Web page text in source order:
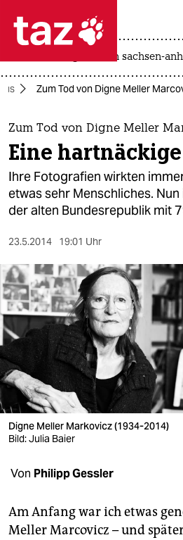
 taz zahl ich
taz zahl ich
themen
politik
öko
sport
berlin
nord
wahrheit
verlag
verlag
veranstaltungen
fragen & hilfe
landtagswahl in sachsen-
Zum Tod von Digne Meller
Zum Tod von Digne Meller
Eine
Ihre Fotografien wirkten
etwas sehr Menschliches.
der alten Bundesrepublik mit
23.5.2014 19:01 Uhr
Digne Meller Markovicz (1934-2014)
Bild: Julia Baier
Von Philipp Gessler
Am Anfang war ich etwas
Meller Marcovicz – und